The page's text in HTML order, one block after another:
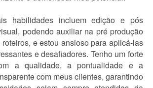
habilidades incluem edição e pós
podendo auxiliar na pré produção
e estou ansioso para aplicá-las
e desafiadores. Tenho um forte
a qualidade, a pontualidade e a
com meus clientes, garantindo